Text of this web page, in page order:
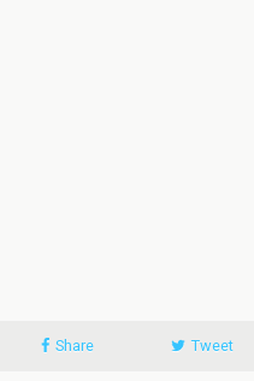
Share Tweet